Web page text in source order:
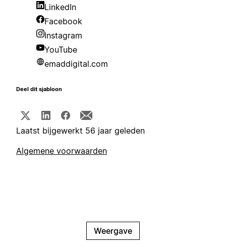
LinkedIn
Facebook
Instagram
YouTube
emaddigital.com
Deel dit sjabloon
Laatst bijgewerkt 56 jaar geleden
Algemene voorwaarden
Weergave